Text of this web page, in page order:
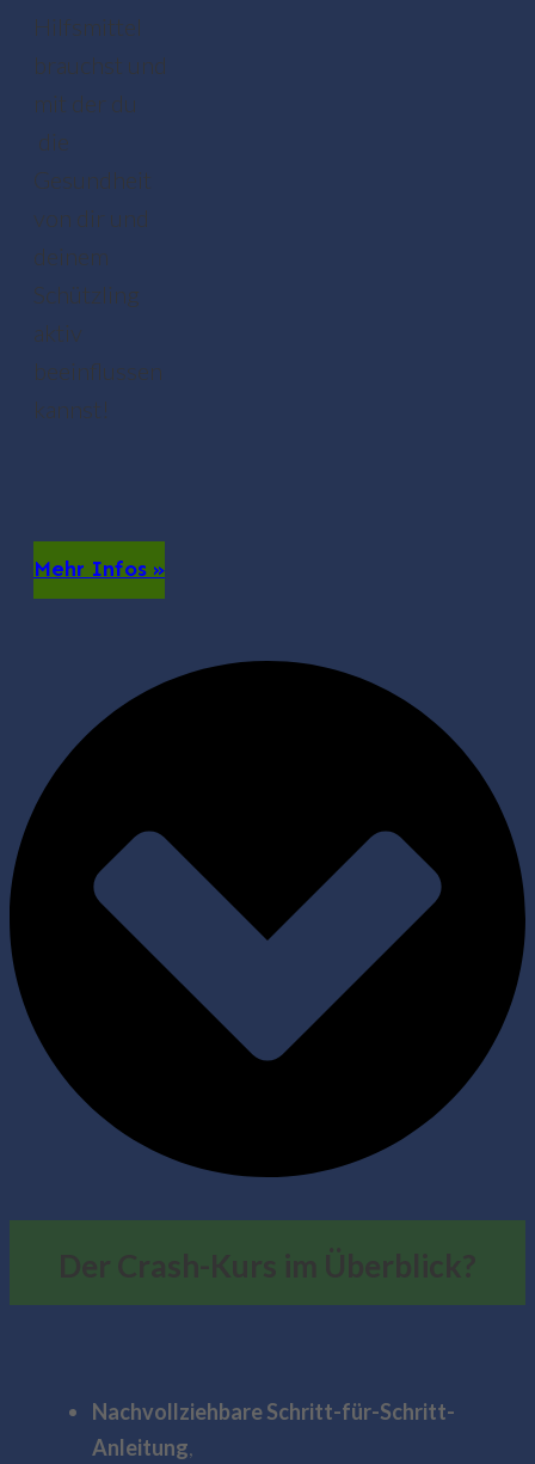
Hilfsmittel
brauchst und
mit der du
die
Gesundheit
von dir und
deinem
Schützling
aktiv
beeinflussen
kannst!
Mehr Infos »
Der Crash-Kurs im Überblick?
Nachvollziehbare Schritt-für-Schritt-
Anleitung,